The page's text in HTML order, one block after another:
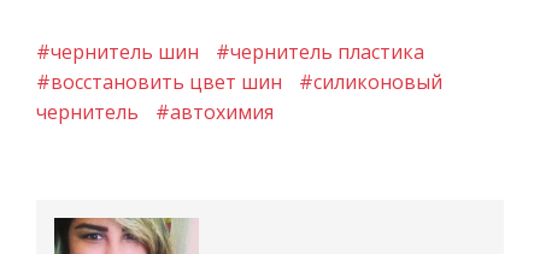
#чернитель шин
#чернитель пластика
#восстановить цвет шин
#силиконовый
чернитель
#автохимия